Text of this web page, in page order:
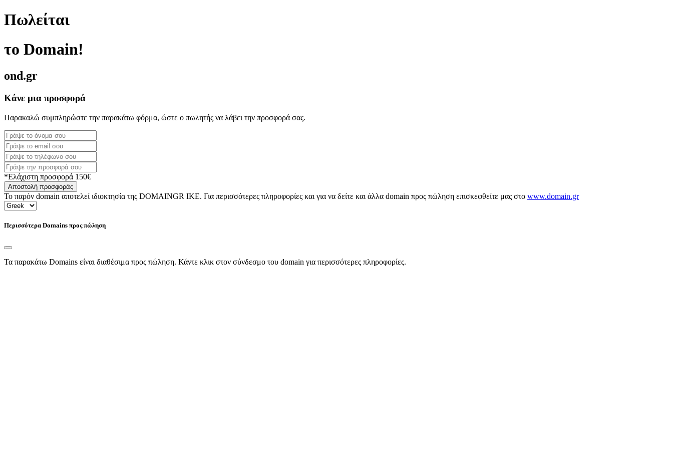
Πωλείται
το Domain!
ond.gr
Κάνε μια προσφορά
Παρακαλώ συμπληρώστε την παρακάτω φόρμα, ώστε ο πωλητής να λάβει την προσφορά σας.
*Ελάχιστη προσφορά 150€
Αποστολή προσφοράς
Το παρόν domain αποτελεί ιδιοκτησία της DOMAINGR ΙΚΕ. Για περισσότερες πληροφορίες και για να δείτε και άλλα domain προς πώληση επισκεφθείτε μας στο www.domain.gr
Περισσότερα Domains προς πώληση
Τα παρακάτω Domains είναι διαθέσιμα προς πώληση. Κάντε κλικ στον σύνδεσμο του domain για περισσότερες πληροφορίες.